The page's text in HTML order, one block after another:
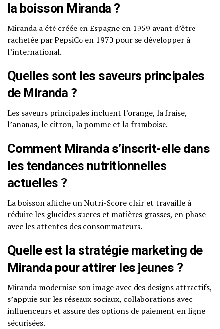
la boisson Miranda ?
Miranda a été créée en Espagne en 1959 avant d’être
rachetée par PepsiCo en 1970 pour se développer à
l’international.
Quelles sont les saveurs principales
de Miranda ?
Les saveurs principales incluent l’orange, la fraise,
l’ananas, le citron, la pomme et la framboise.
Comment Miranda s’inscrit-elle dans
les tendances nutritionnelles
actuelles ?
La boisson affiche un Nutri-Score clair et travaille à
réduire les glucides sucres et matières grasses, en phase
avec les attentes des consommateurs.
Quelle est la stratégie marketing de
Miranda pour attirer les jeunes ?
Miranda modernise son image avec des designs attractifs,
s’appuie sur les réseaux sociaux, collaborations avec
influenceurs et assure des options de paiement en ligne
sécurisées.